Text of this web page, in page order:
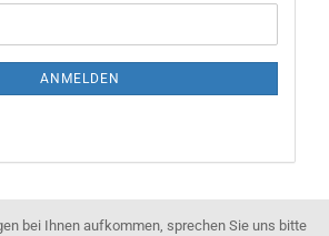
ANMELDEN
bei Ihnen aufkommen, sprechen Sie uns bitte